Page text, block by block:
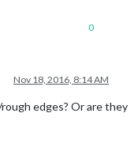
0
Nov 18, 2016, 8:14 AM
edges? Or are they